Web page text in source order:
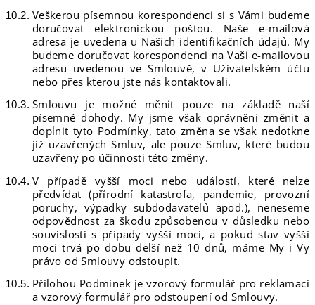
Veškerou písemnou korespondenci si s Vámi budeme
doručovat elektronickou poštou. Naše e-mailová
adresa je uvedena u Našich identifikačních údajů. My
budeme doručovat korespondenci na Vaši e-mailovou
adresu uvedenou ve Smlouvě, v Uživatelském účtu
nebo přes kterou jste nás kontaktovali.
Smlouvu je možné měnit pouze na základě naší
písemné dohody. My jsme však oprávněni změnit a
doplnit tyto Podmínky, tato změna se však nedotkne
již uzavřených Smluv, ale pouze Smluv, které budou
uzavřeny po účinnosti této změny.
V případě vyšší moci nebo událostí, které nelze
předvídat (přírodní katastrofa, pandemie, provozní
poruchy, výpadky subdodavatelů apod.), neneseme
odpovědnost za škodu způsobenou v důsledku nebo
souvislosti s případy vyšší moci, a pokud stav vyšší
moci trvá po dobu delší než 10 dnů, máme My i Vy
právo od Smlouvy odstoupit.
Přílohou Podmínek je vzorový formulář pro reklamaci
a vzorový formulář pro odstoupení od Smlouvy.